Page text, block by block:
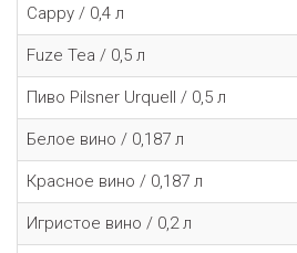
Cappy / 0,4 л
Fuze Tea / 0,5 л
Пиво Pilsner Urquell / 0,5 л
Белое вино / 0,187 л
Красное вино / 0,187 л
Игристое вино / 0,2 л